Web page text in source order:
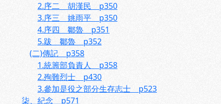
2.序二 胡漢民 p350
3.序三 姚雨平 p350
4.序四 鄒魯 p351
5.跋 鄒魯 p352
(二)傳記 p358
1.統籌部負責人 p358
2.殉難烈士 p430
3.參加是役之部分生存志士 p523
柒、紀念 p571